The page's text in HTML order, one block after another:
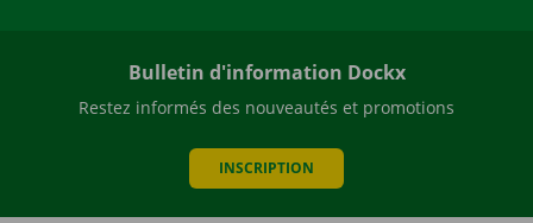
Bulletin d'information Dockx
Restez informés des nouveautés et promotions
INSCRIPTION